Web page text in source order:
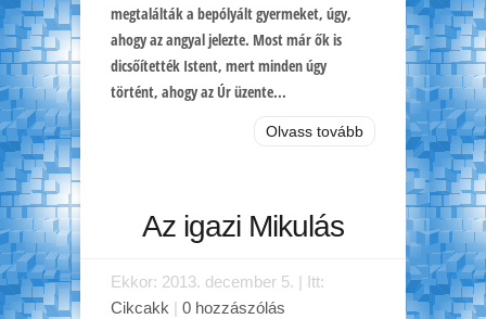
megtalálták a bepólyált gyermeket, úgy,
ahogy az angyal jelezte. Most már ők is
dicsőítették Istent, mert minden úgy
történt, ahogy az Úr üzente...
Olvass tovább
Az igazi Mikulás
Ekkor: 2013. december 5. | Itt:
Cikcakk | 0 hozzászólás